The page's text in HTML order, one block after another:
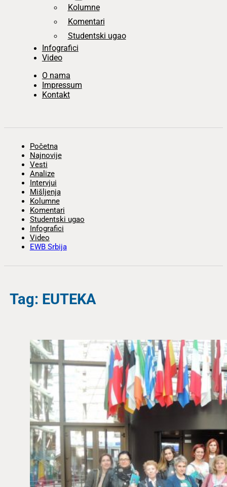
Kolumne
Komentari
Studentski ugao
Infografici
Video
O nama
Impressum
Kontakt
Početna
Najnovije
Vesti
Analize
Intervjui
Mišljenja
Kolumne
Komentari
Studentski ugao
Infografici
Video
EWB Srbija
Tag: EUTEKA